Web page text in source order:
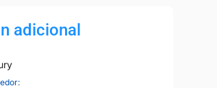
adicional